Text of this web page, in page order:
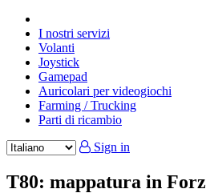
I nostri servizi
Volanti
Joystick
Gamepad
Auricolari per videogiochi
Farming / Trucking
Parti di ricambio
Sign in
T80: mappatura in